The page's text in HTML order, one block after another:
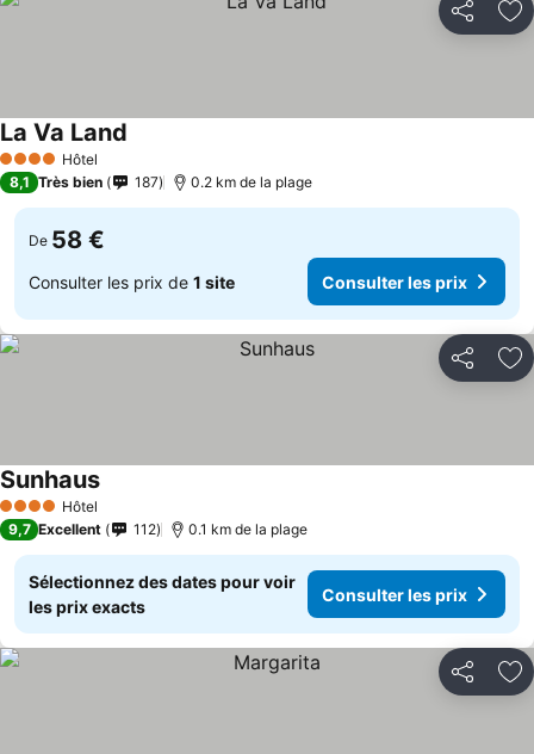
Partager
4 Étoiles Hôtel
La Va Land
8,1 Très bien 187 0.2 km de la plage
De 58 €
Consulter les prix de 1 site Consulter les prix
Partager
4 Étoiles Hôtel
Sunhaus
9,7 Excellent 112 0.1 km de la plage
Sélectionnez des dates pour voir
les prix exacts
Consulter les prix
Partager